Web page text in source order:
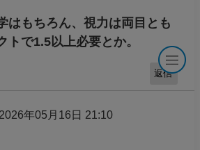
える側が旧来の組織の人がや
局今までのジャッジと同じで